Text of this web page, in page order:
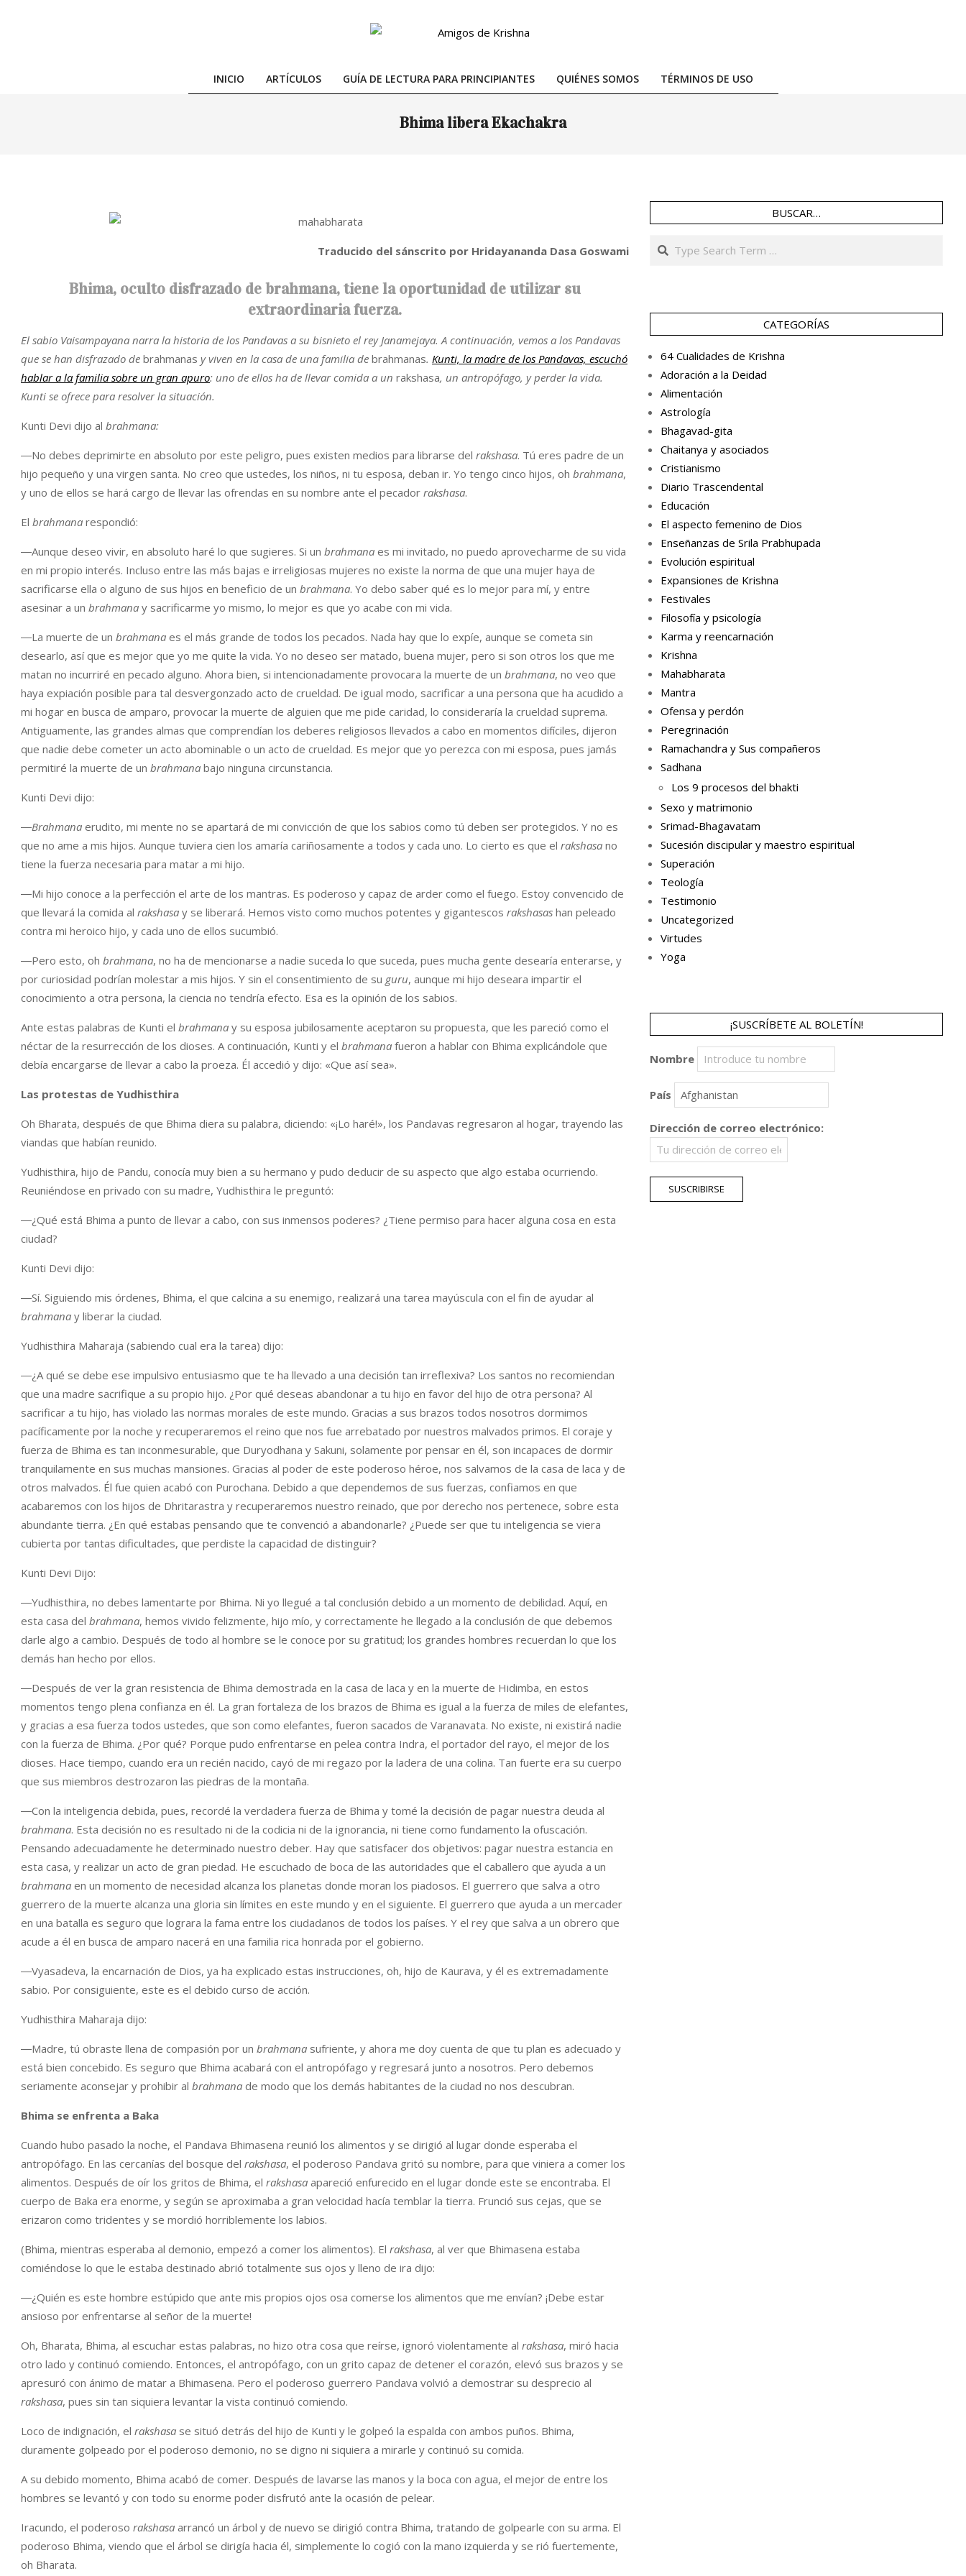
Primary
Menu
INICIO ARTÍCULOS GUÍA DE LECTURA PARA PRINCIPIANTES QUIÉNES SOMOS TÉRMINOS DE USO
Bhima libera Ekachakra
Traducido del sánscrito por Hridayananda Dasa Goswami
Bhima, oculto disfrazado de brahmana, tiene la oportunidad de utilizar su
extraordinaria fuerza.
El sabio Vaisampayana narra la historia de los Pandavas a su bisnieto el rey Janamejaya. A continuación, vemos a los Pandavas
que se han disfrazado de brahmanas y viven en la casa de una familia de brahmanas. Kunti, la madre de los Pandavas, escuchó
hablar a la familia sobre un gran apuro: uno de ellos ha de llevar comida a un rakshasa, un antropófago, y perder la vida.
Kunti se ofrece para resolver la situación.
Kunti Devi dijo al brahmana:
―No debes deprimirte en absoluto por este peligro, pues existen medios para librarse del rakshasa. Tú eres padre de un
hijo pequeño y una virgen santa. No creo que ustedes, los niños, ni tu esposa, deban ir. Yo tengo cinco hijos, oh brahmana,
y uno de ellos se hará cargo de llevar las ofrendas en su nombre ante el pecador rakshasa.
El brahmana respondió:
―Aunque deseo vivir, en absoluto haré lo que sugieres. Si un brahmana es mi invitado, no puedo aprovecharme de su vida
en mi propio interés. Incluso entre las más bajas e irreligiosas mujeres no existe la norma de que una mujer haya de
sacrificarse ella o alguno de sus hijos en beneficio de un brahmana. Yo debo saber qué es lo mejor para mí, y entre
asesinar a un brahmana y sacrificarme yo mismo, lo mejor es que yo acabe con mi vida.
―La muerte de un brahmana es el más grande de todos los pecados. Nada hay que lo expíe, aunque se cometa sin
desearlo, así que es mejor que yo me quite la vida. Yo no deseo ser matado, buena mujer, pero si son otros los que me
matan no incurriré en pecado alguno. Ahora bien, si intencionadamente provocara la muerte de un brahmana, no veo que
haya expiación posible para tal desvergonzado acto de crueldad. De igual modo, sacrificar a una persona que ha acudido a
mi hogar en busca de amparo, provocar la muerte de alguien que me pide caridad, lo consideraría la crueldad suprema.
Antiguamente, las grandes almas que comprendían los deberes religiosos llevados a cabo en momentos difíciles, dijeron
que nadie debe cometer un acto abominable o un acto de crueldad. Es mejor que yo perezca con mi esposa, pues jamás
permitiré la muerte de un brahmana bajo ninguna circunstancia.
Kunti Devi dijo:
―Brahmana erudito, mi mente no se apartará de mi convicción de que los sabios como tú deben ser protegidos. Y no es
que no ame a mis hijos. Aunque tuviera cien los amaría cariñosamente a todos y cada uno. Lo cierto es que el rakshasa no
tiene la fuerza necesaria para matar a mi hijo.
―Mi hijo conoce a la perfección el arte de los mantras. Es poderoso y capaz de arder como el fuego. Estoy convencido de
que llevará la comida al rakshasa y se liberará. Hemos visto como muchos potentes y gigantescos rakshasas han peleado
contra mi heroico hijo, y cada uno de ellos sucumbió.
―Pero esto, oh brahmana, no ha de mencionarse a nadie suceda lo que suceda, pues mucha gente desearía enterarse, y
por curiosidad podrían molestar a mis hijos. Y sin el consentimiento de su guru, aunque mi hijo deseara impartir el
conocimiento a otra persona, la ciencia no tendría efecto. Esa es la opinión de los sabios.
Ante estas palabras de Kunti el brahmana y su esposa jubilosamente aceptaron su propuesta, que les pareció como el
néctar de la resurrección de los dioses. A continuación, Kunti y el brahmana fueron a hablar con Bhima explicándole que
debía encargarse de llevar a cabo la proeza. Él accedió y dijo: «Que así sea».
Las protestas de Yudhisthira
Oh Bharata, después de que Bhima diera su palabra, diciendo: «¡Lo haré!», los Pandavas regresaron al hogar, trayendo las
viandas que habían reunido.
Yudhisthira, hijo de Pandu, conocía muy bien a su hermano y pudo deducir de su aspecto que algo estaba ocurriendo.
Reuniéndose en privado con su madre, Yudhisthira le preguntó:
―¿Qué está Bhima a punto de llevar a cabo, con sus inmensos poderes? ¿Tiene permiso para hacer alguna cosa en esta
ciudad?
Kunti Devi dijo:
―Sí. Siguiendo mis órdenes, Bhima, el que calcina a su enemigo, realizará una tarea mayúscula con el fin de ayudar al
brahmana y liberar la ciudad.
Yudhisthira Maharaja (sabiendo cual era la tarea) dijo:
―¿A qué se debe ese impulsivo entusiasmo que te ha llevado a una decisión tan irreflexiva? Los santos no recomiendan
que una madre sacrifique a su propio hijo. ¿Por qué deseas abandonar a tu hijo en favor del hijo de otra persona? Al
sacrificar a tu hijo, has violado las normas morales de este mundo. Gracias a sus brazos todos nosotros dormimos
pacíficamente por la noche y recuperaremos el reino que nos fue arrebatado por nuestros malvados primos. El coraje y
fuerza de Bhima es tan inconmesurable, que Duryodhana y Sakuni, solamente por pensar en él, son incapaces de dormir
tranquilamente en sus muchas mansiones. Gracias al poder de este poderoso héroe, nos salvamos de la casa de laca y de
otros malvados. Él fue quien acabó con Purochana. Debido a que dependemos de sus fuerzas, confiamos en que
acabaremos con los hijos de Dhritarastra y recuperaremos nuestro reinado, que por derecho nos pertenece, sobre esta
abundante tierra. ¿En qué estabas pensando que te convenció a abandonarle? ¿Puede ser que tu inteligencia se viera
cubierta por tantas dificultades, que perdiste la capacidad de distinguir?
Kunti Devi Dijo:
―Yudhisthira, no debes lamentarte por Bhima. Ni yo llegué a tal conclusión debido a un momento de debilidad. Aquí, en
esta casa del brahmana, hemos vivido felizmente, hijo mío, y correctamente he llegado a la conclusión de que debemos
darle algo a cambio. Después de todo al hombre se le conoce por su gratitud; los grandes hombres recuerdan lo que los
demás han hecho por ellos.
―Después de ver la gran resistencia de Bhima demostrada en la casa de laca y en la muerte de Hidimba, en estos
momentos tengo plena confianza en él. La gran fortaleza de los brazos de Bhima es igual a la fuerza de miles de elefantes,
y gracias a esa fuerza todos ustedes, que son como elefantes, fueron sacados de Varanavata. No existe, ni existirá nadie
con la fuerza de Bhima. ¿Por qué? Porque pudo enfrentarse en pelea contra Indra, el portador del rayo, el mejor de los
dioses. Hace tiempo, cuando era un recién nacido, cayó de mi regazo por la ladera de una colina. Tan fuerte era su cuerpo
que sus miembros destrozaron las piedras de la montaña.
―Con la inteligencia debida, pues, recordé la verdadera fuerza de Bhima y tomé la decisión de pagar nuestra deuda al
brahmana. Esta decisión no es resultado ni de la codicia ni de la ignorancia, ni tiene como fundamento la ofuscación.
Pensando adecuadamente he determinado nuestro deber. Hay que satisfacer dos objetivos: pagar nuestra estancia en
esta casa, y realizar un acto de gran piedad. He escuchado de boca de las autoridades que el caballero que ayuda a un
brahmana en un momento de necesidad alcanza los planetas donde moran los piadosos. El guerrero que salva a otro
guerrero de la muerte alcanza una gloria sin límites en este mundo y en el siguiente. El guerrero que ayuda a un mercader
en una batalla es seguro que lograra la fama entre los ciudadanos de todos los países. Y el rey que salva a un obrero que
acude a él en busca de amparo nacerá en una familia rica honrada por el gobierno.
―Vyasadeva, la encarnación de Dios, ya ha explicado estas instrucciones, oh, hijo de Kaurava, y él es extremadamente
sabio. Por consiguiente, este es el debido curso de acción.
Yudhisthira Maharaja dijo:
―Madre, tú obraste llena de compasión por un brahmana sufriente, y ahora me doy cuenta de que tu plan es adecuado y
está bien concebido. Es seguro que Bhima acabará con el antropófago y regresará junto a nosotros. Pero debemos
seriamente aconsejar y prohibir al brahmana de modo que los demás habitantes de la ciudad no nos descubran.
Bhima se enfrenta a Baka
Cuando hubo pasado la noche, el Pandava Bhimasena reunió los alimentos y se dirigió al lugar donde esperaba el
antropófago. En las cercanías del bosque del rakshasa, el poderoso Pandava gritó su nombre, para que viniera a comer los
alimentos. Después de oír los gritos de Bhima, el rakshasa apareció enfurecido en el lugar donde este se encontraba. El
cuerpo de Baka era enorme, y según se aproximaba a gran velocidad hacía temblar la tierra. Frunció sus cejas, que se
erizaron como tridentes y se mordió horriblemente los labios.
(Bhima, mientras esperaba al demonio, empezó a comer los alimentos). El rakshasa, al ver que Bhimasena estaba
comiéndose lo que le estaba destinado abrió totalmente sus ojos y lleno de ira dijo:
―¿Quién es este hombre estúpido que ante mis propios ojos osa comerse los alimentos que me envían? ¡Debe estar
ansioso por enfrentarse al señor de la muerte!
Oh, Bharata, Bhima, al escuchar estas palabras, no hizo otra cosa que reírse, ignoró violentamente al rakshasa, miró hacia
otro lado y continuó comiendo. Entonces, el antropófago, con un grito capaz de detener el corazón, elevó sus brazos y se
apresuró con ánimo de matar a Bhimasena. Pero el poderoso guerrero Pandava volvió a demostrar su desprecio al
rakshasa, pues sin tan siquiera levantar la vista continuó comiendo.
Loco de indignación, el rakshasa se situó detrás del hijo de Kunti y le golpeó la espalda con ambos puños. Bhima,
duramente golpeado por el poderoso demonio, no se digno ni siquiera a mirarle y continuó su comida.
A su debido momento, Bhima acabó de comer. Después de lavarse las manos y la boca con agua, el mejor de entre los
hombres se levantó y con todo su enorme poder disfrutó ante la ocasión de pelear.
Iracundo, el poderoso rakshasa arrancó un árbol y de nuevo se dirigió contra Bhima, tratando de golpearle con su arma. El
poderoso Bhima, viendo que el árbol se dirigía hacia él, simplemente lo cogió con la mano izquierda y se rió fuertemente,
oh Bharata.
BUSCAR…
Search
CATEGORÍAS
64 Cualidades de Krishna
Adoración a la Deidad
Alimentación
Astrología
Bhagavad-gita
Chaitanya y asociados
Cristianismo
Diario Trascendental
Educación
El aspecto femenino de Dios
Enseñanzas de Srila Prabhupada
Evolución espiritual
Expansiones de Krishna
Festivales
Filosofía y psicología
Karma y reencarnación
Krishna
Mahabharata
Mantra
Ofensa y perdón
Peregrinación
Ramachandra y Sus compañeros
Sadhana
Los 9 procesos del bhakti
Sexo y matrimonio
Srimad-Bhagavatam
Sucesión discipular y maestro espiritual
Superación
Teología
Testimonio
Uncategorized
Virtudes
Yoga
¡SUSCRÍBETE AL BOLETÍN!
Nombre
País
Dirección de correo electrónico: